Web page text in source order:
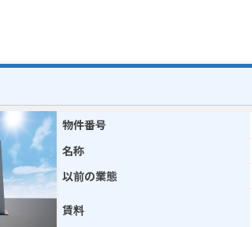
物件番号
名称
以前の業態
賃料